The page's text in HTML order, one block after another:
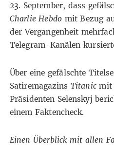
23. September, dass
Charlie Hebdomit Bezug
der Vergangenheit
Telegram-Kanälen
Über eine gefälschte
SatiremagazinsTitanicmit
Präsidenten Selenskyj
einem Faktencheck.
Einen Überblick mit allen